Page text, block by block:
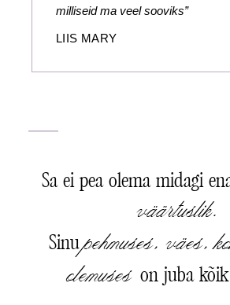
milliseid ma veel sooviks”
LIIS MARY
Sa ei pea olema midagi
väärtuslik.
Sinupehmuses, väes,
olemuses on juba kõik